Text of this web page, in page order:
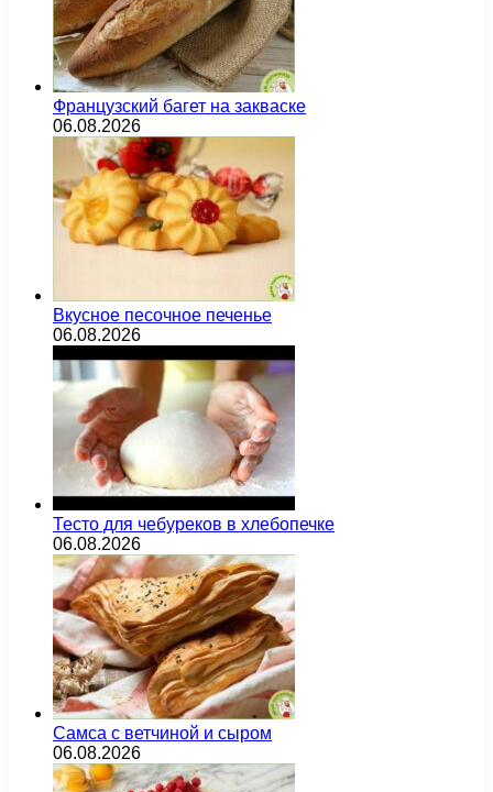
Французский багет на закваске
06.08.2026
Вкусное песочное печенье
06.08.2026
Тесто для чебуреков в хлебопечке
06.08.2026
Самса с ветчиной и сыром
06.08.2026